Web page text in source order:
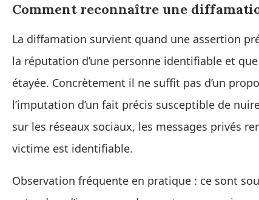
Comment reconnaître une
La diffamation survient quand une assertion
la réputation d’une personne identifiable et
étayée. Concrètement il ne suffit pas d’un
l’imputation d’un fait précis susceptible de
sur les réseaux sociaux, les messages privés
victime est identifiable.
Observation fréquente en pratique : ce sont